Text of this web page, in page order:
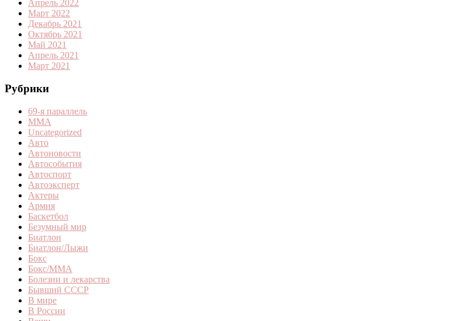
Апрель 2022
Март 2022
Декабрь 2021
Октябрь 2021
Май 2021
Апрель 2021
Март 2021
Рубрики
69-я параллель
MMA
Uncategorized
Авто
Автоновости
Автособытия
Автоспорт
Автоэксперт
Актеры
Армия
Баскетбол
Безумный мир
Биатлон
Биатлон/Лыжи
Бокс
Бокс/MMA
Болезни и лекарства
Бывший СССР
В мире
В России